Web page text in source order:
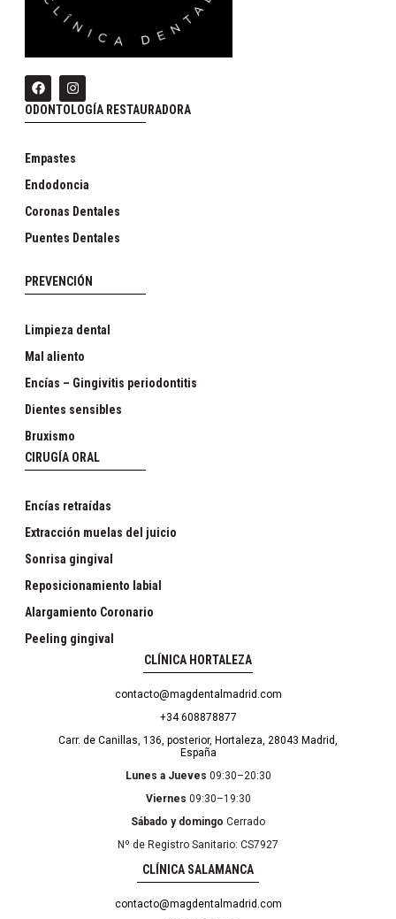
ODONTOLOGÍA RESTAURADORA
Empastes
Endodoncia
Coronas Dentales
Puentes Dentales
PREVENCIÓN
Limpieza dental
Mal aliento
Encías – Gingivitis periodontitis
Dientes sensibles
Bruxismo
CIRUGÍA ORAL
Encías retraídas
Extracción muelas del juicio
Sonrisa gingival
Reposicionamiento labial
Alargamiento Coronario
Peeling gingival
CLÍNICA HORTALEZA
contacto@magdentalmadrid.com
+34 608878877
Carr. de Canillas, 136, posterior, Hortaleza, 28043 Madrid,
España
Lunes a Jueves 09:30–20:30
Viernes 09:30–19:30
Sábado y domingo Cerrado
Nº de Registro Sanitario: CS7927
CLÍNICA SALAMANCA
contacto@magdentalmadrid.com